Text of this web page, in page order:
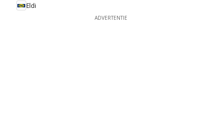
Eldi
ADVERTENTIE